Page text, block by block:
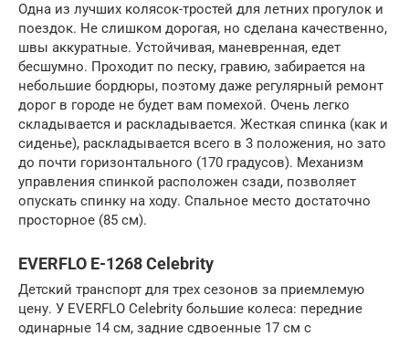
Одна из лучших колясок-тростей для летних прогулок и
поездок. Не слишком дорогая, но сделана качественно,
швы аккуратные. Устойчивая, маневренная, едет
бесшумно. Проходит по песку, гравию, забирается на
небольшие бордюры, поэтому даже регулярный ремонт
дорог в городе не будет вам помехой. Очень легко
складывается и раскладывается. Жесткая спинка (как и
сиденье), раскладывается всего в 3 положения, но зато
до почти горизонтального (170 градусов). Механизм
управления спинкой расположен сзади, позволяет
опускать спинку на ходу. Спальное место достаточно
просторное (85 см).
EVERFLO E-1268 Celebrity
Детский транспорт для трех сезонов за приемлемую
цену. У EVERFLO Celebrity большие колеса: передние
одинарные 14 см, задние сдвоенные 17 см с